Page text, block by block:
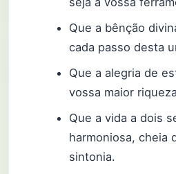
Que a bênção
cada passo desta
Que a alegria de
vossa maior
Que a vida a dois
harmoniosa, cheia
sintonia.